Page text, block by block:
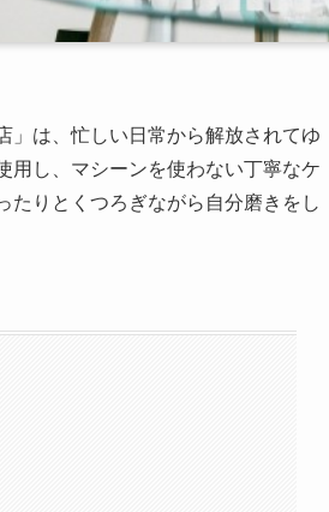
」は、忙しい日常から解放されてゆ
用し、マシーンを使わない丁寧なケ
たりとくつろぎながら自分磨きをし